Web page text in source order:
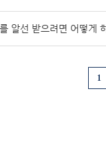
알선 받으려면 어떻게
1